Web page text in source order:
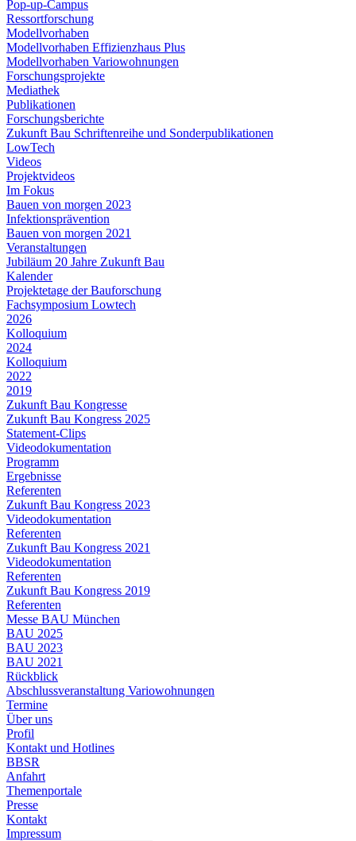
Pop-up-Campus
Ressortforschung
Modellvorhaben
Modellvorhaben Effizienzhaus Plus
Modellvorhaben Variowohnungen
Forschungsprojekte
Mediathek
Publikationen
Forschungsberichte
Zukunft Bau Schriftenreihe und Sonderpublikationen
LowTech
Videos
Projektvideos
Im Fokus
Bauen von morgen 2023
Infektionsprävention
Bauen von morgen 2021
Veranstaltungen
Jubiläum 20 Jahre Zukunft Bau
Kalender
Projektetage der Bauforschung
Fachsymposium Lowtech
2026
Kolloquium
2024
Kolloquium
2022
2019
Zukunft Bau Kongresse
Zukunft Bau Kongress 2025
Statement-Clips
Videodokumentation
Programm
Ergebnisse
Referenten
Zukunft Bau Kongress 2023
Videodokumentation
Referenten
Zukunft Bau Kongress 2021
Videodokumentation
Referenten
Zukunft Bau Kongress 2019
Referenten
Messe BAU München
BAU 2025
BAU 2023
BAU 2021
Rückblick
Abschlussveranstaltung Variowohnungen
Termine
Über uns
Profil
Kontakt und Hotlines
BBSR
Anfahrt
Themenportale
Presse
Kontakt
Impressum